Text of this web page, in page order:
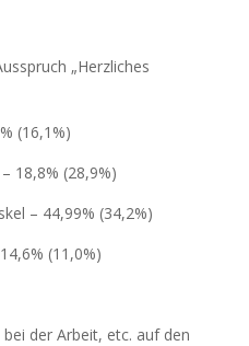
„Herzliches
(16,1%)
18,8% (28,9%)
– 44,99% (34,2%)
(11,0%)
der Arbeit, etc. auf den